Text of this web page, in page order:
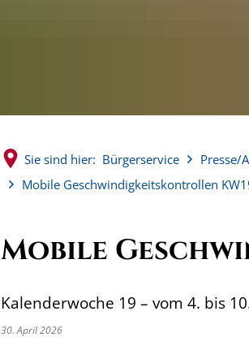
Sie sind hier: Bürgerservice Presse/
Mobile Geschwindigkeitskontrollen
Mobile
Kalenderwoche 19 – vom 4. bis
30. April 2026